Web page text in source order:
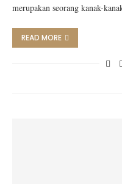
merupakan seorang kanak-
READ MORE